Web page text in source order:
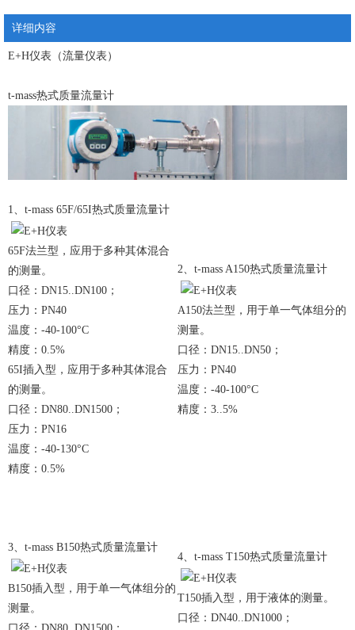
详细内容
E+H仪表（流量仪表）
t-mass热式质量流量计
1、t-mass 65F/65I热式质量流量计
65F法兰型，应用于多种其体混合
的测量。
口径：DN15..DN100；
压力：PN40
温度：-40-100°C
精度：0.5%
65I插入型，应用于多种其体混合
的测量。
口径：DN80..DN1500；
压力：PN16
温度：-40-130°C
精度：0.5%
2、t-mass A150热式质量流量计
A150法兰型，用于单一气体组分的
测量。
口径：DN15..DN50；
压力：PN40
温度：-40-100°C
精度：3..5%
3、t-mass B150热式质量流量计
B150插入型，用于单一气体组分的
测量。
4、t-mass T150热式质量流量计
T150插入型，用于液体的测量。
口径：DN40..DN1000；